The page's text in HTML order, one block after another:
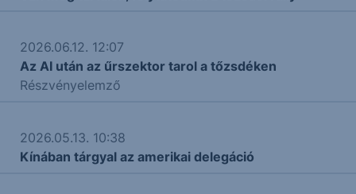
2026.06.12. 12:07
Az AI után az űrszektor tarol a tőzsdéken
Részvényelemző
2026.05.13. 10:38
Kínában tárgyal az amerikai delegáció